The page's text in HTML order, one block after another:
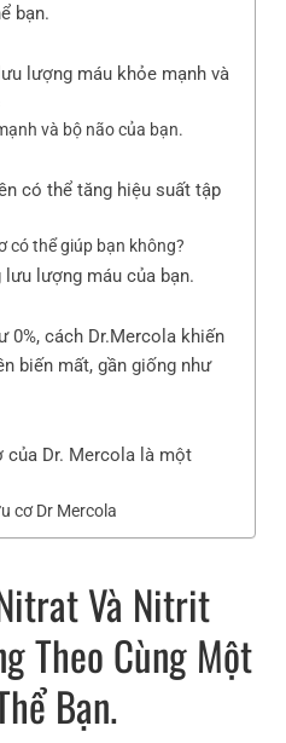
bạn.
lượng máu khỏe mạnh và
và bộ não của bạn.
có thể tăng hiệu suất tập
có thể giúp bạn không?
lượng máu của bạn.
0%, cách Dr.Mercola khiến
biến mất, gần giống như
của Dr. Mercola là một
cơ Dr Mercola
Và Nitrit
Theo Cùng Một
Bạn.